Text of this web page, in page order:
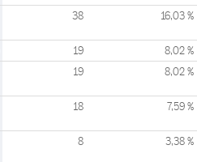
38 16,03 %
19 8,02 %
19 8,02 %
18 7,59 %
8 3,38 %